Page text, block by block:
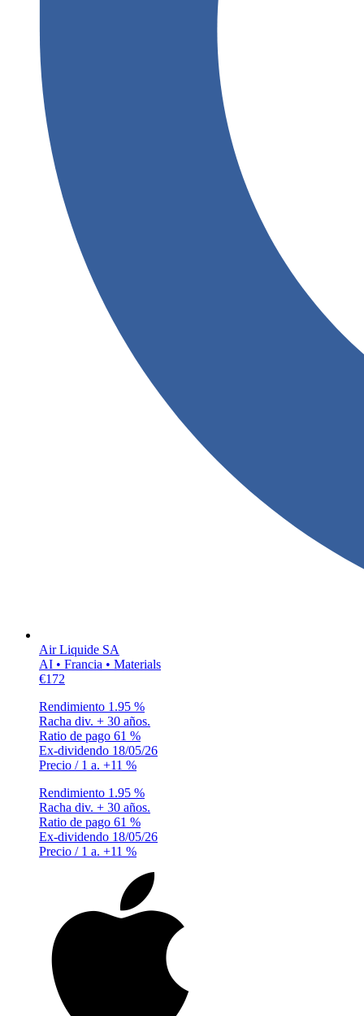
Air Liquide SA
AI • Francia • Materials
€172
Rendimiento 1.95 %
Racha div. + 30 años.
Ratio de pago 61 %
Ex-dividendo 18/05/26
Precio / 1 a. +11 %
Rendimiento 1.95 %
Racha div. + 30 años.
Ratio de pago 61 %
Ex-dividendo 18/05/26
Precio / 1 a. +11 %